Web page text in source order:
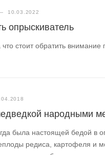
10.03.2022
опрыскиватель
стоит обратить внимание
народными
была настоящей бедой в
редиса, картофеля и